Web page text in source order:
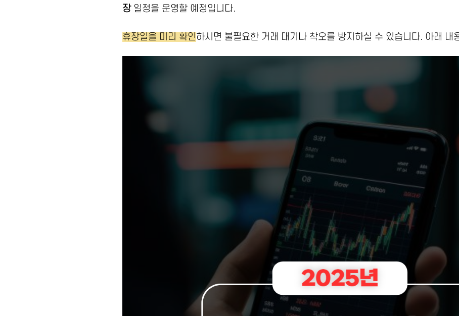
장일정을 운영할 예정입니다.
휴장일을 미리 확인하시면 불필요한 거래 대기나 착오를 방지하실 수 있습니다. 아래 내